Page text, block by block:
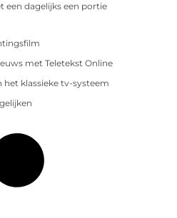
een dagelijks een portie
met Teletekst Online
klassieke tv-systeem